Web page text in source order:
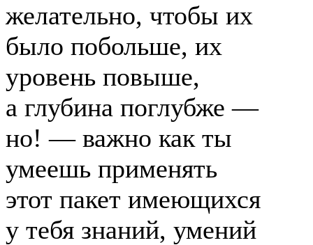
желательно, чтобы их
было побольше, их
уровень повыше,
а глубина поглубже —
но! — важно как ты
умеешь применять
этот пакет имеющихся
у тебя знаний, умений